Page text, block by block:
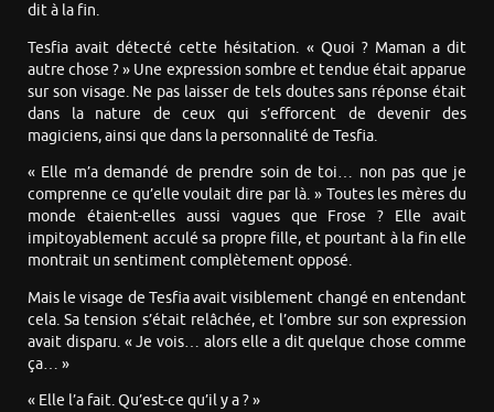
dit à la fin.
Tesfia avait détecté cette hésitation. « Quoi ? Maman a dit
autre chose ? » Une expression sombre et tendue était apparue
sur son visage. Ne pas laisser de tels doutes sans réponse était
dans la nature de ceux qui s’efforcent de devenir des
magiciens, ainsi que dans la personnalité de Tesfia.
« Elle m’a demandé de prendre soin de toi… non pas que je
comprenne ce qu’elle voulait dire par là. » Toutes les mères du
monde étaient-elles aussi vagues que Frose ? Elle avait
impitoyablement acculé sa propre fille, et pourtant à la fin elle
montrait un sentiment complètement opposé.
Mais le visage de Tesfia avait visiblement changé en entendant
cela. Sa tension s’était relâchée, et l’ombre sur son expression
avait disparu. « Je vois… alors elle a dit quelque chose comme
ça… »
« Elle l’a fait. Qu’est-ce qu’il y a ? »